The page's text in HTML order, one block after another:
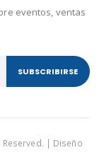
eventos, ventas
| Diseño